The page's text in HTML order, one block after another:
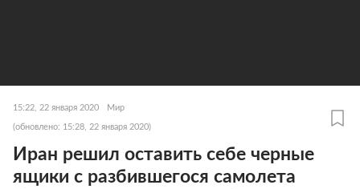
15:22, 22 января 2020 Мир
(обновлено: 15:28, 22 января 2020)
Иран решил оставить себе черные
ящики с разбившегося самолета